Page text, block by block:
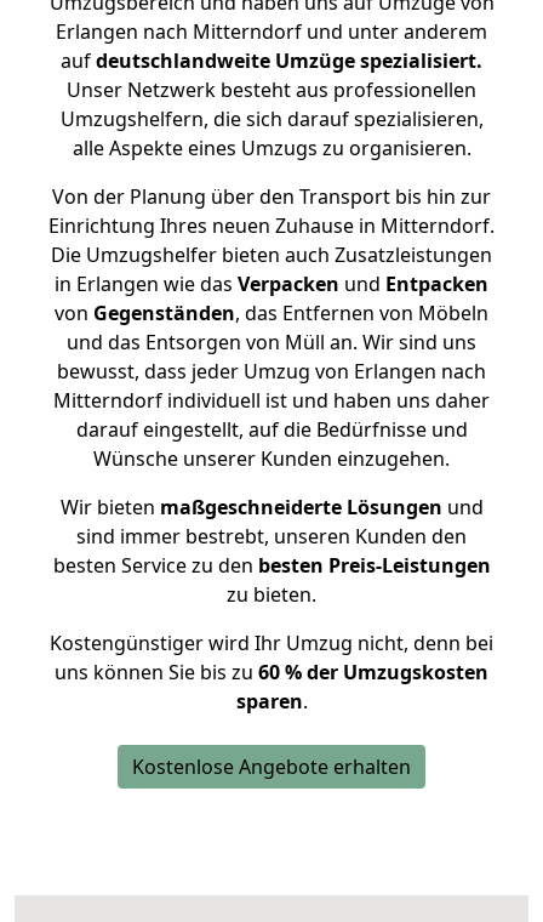
Erlangen nach Mitterndorf und unter anderem
aufdeutschlandweite Umzüge spezialisiert.
Unser Netzwerk besteht aus professionellen
Umzugshelfern, die sich darauf spezialisieren,
alle Aspekte eines Umzugs zu organisieren.
Von der Planung über den Transport bis hin zur
Einrichtung Ihres neuen Zuhause in Mitterndorf.
Die Umzugshelfer bieten auch Zusatzleistungen
in Erlangen wie das Verpacken und Entpacken
von Gegenständen, das Entfernen von Möbeln
und das Entsorgen von Müll an. Wir sind uns
bewusst, dass jeder Umzug von Erlangen nach
Mitterndorf individuell ist und haben uns daher
darauf eingestellt, auf die Bedürfnisse und
Wünsche unserer Kunden einzugehen.
Wir bieten maßgeschneiderte Lösungen und
sind immer bestrebt, unseren Kunden den
besten Service zu den besten Preis-Leistungen
zu bieten.
Kostengünstiger wird Ihr Umzug nicht, denn bei
uns können Sie bis zu 60 % der Umzugskosten
sparen.
Kostenlose Angebote erhalten